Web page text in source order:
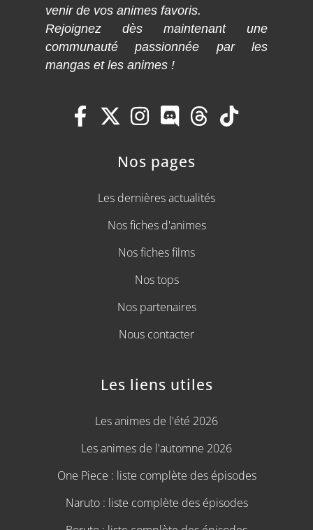
venir de vos animes favoris.
Rejoignez dès maintenant une
communauté passionnée par les
mangas et les animes !
Nos pages
Les dernières actualités
Nos fiches d'animes
Nos fiches films
Nos tops
Nos partenaires
Nous contacter
Les liens utiles
Les animes de l'été 2026
Les animes de l'automne 2026
One Piece : liste complète des épisodes
Naruto : liste complète des épisodes